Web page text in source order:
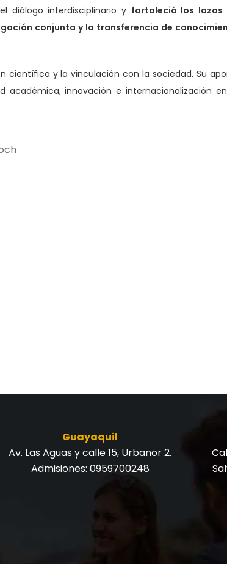
diálogo interdisciplinario y fortaleció los lazos
conjunta y la transferencia de
científica y la vinculación con la sociedad. Su
innovación e internacionalización
Guayaquil
Av. Las Aguas y calle 15, Urbanor 2.
Admisiones: 0959700248